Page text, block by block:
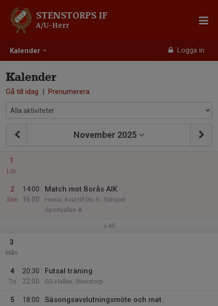
Kalender Logga in
STENSTORPS IF
A/U-Herr
Kalender
Gå till idag | Prenumerera
November 2025
1
Lör
2
Sön
14:00
16:00
Match mot Borås AIK
Herrar, Kval till Div 5 - Särspel
Sportvallen A
v.45
3
Mån
4
Tis
20:30
22:00
Futsal träning
GD-Hallen, Stenstorp
5
18:00
Säsongsavslutningsmöte och mat.